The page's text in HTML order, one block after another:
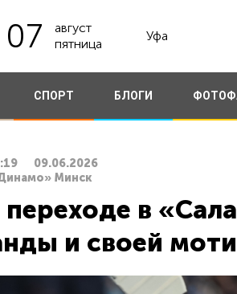
07
август
пятница
Уфа
СПОРТ БЛОГИ
09.06.2026
Минск
в
и своей